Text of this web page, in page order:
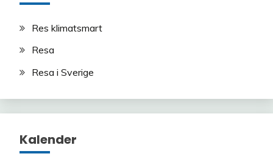
Res klimatsmart
Resa
Resa i Sverige
Kalender